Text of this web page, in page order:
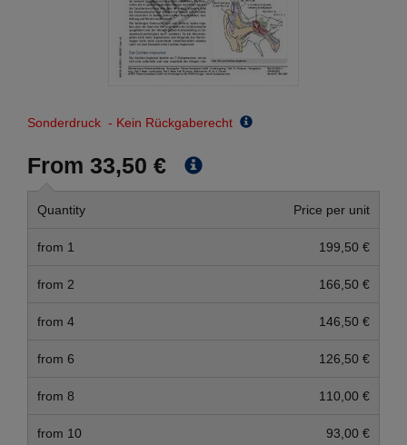
Sonderdruck - Kein Rückgaberecht
From 33,50 €
Quantity Price per unit
from 1 199,50 €
from 2 166,50 €
from 4 146,50 €
from 6 126,50 €
from 8 110,00 €
from 10 93,00 €